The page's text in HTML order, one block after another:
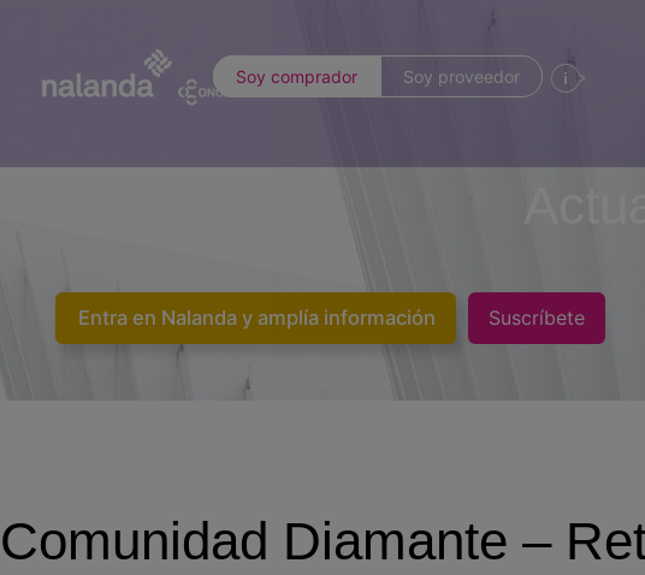
Soy comprador Soy proveedor
Entra en Nalanda y amplía información Suscríbete
Comunidad Diamante –